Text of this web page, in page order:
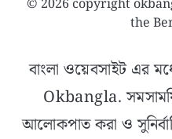
© 2026 copyright
the
বাংলা ওয়েবসাইট এর
Okbangla.
আলোকপাত করা ও